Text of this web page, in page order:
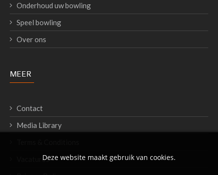
Onderhoud uw bowling
Speel bowling
Over ons
MEER
Contact
Media Library
VacaturesDeze website maakt gebruik van cookies.